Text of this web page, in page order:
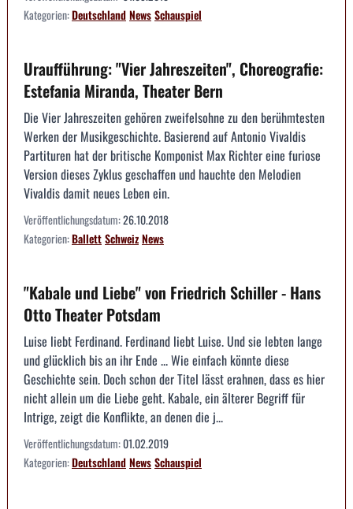
Kategorien:DeutschlandNewsSchauspiel
Uraufführung: "Vier Jahreszeiten", Choreografie:
Estefania Miranda, Theater Bern
Die Vier Jahreszeiten gehören zweifelsohne zu den berühmtesten
Werken der Musikgeschichte. Basierend auf Antonio Vivaldis
Partituren hat der britische Komponist Max Richter eine furiose
Version dieses Zyklus geschaffen und hauchte den Melodien
Vivaldis damit neues Leben ein.
Veröffentlichungsdatum:26.10.2018
Kategorien:BallettSchweizNews
"Kabale und Liebe" von Friedrich Schiller - Hans
Otto Theater Potsdam
Luise liebt Ferdinand. Ferdinand liebt Luise. Und sie lebten lange
und glücklich bis an ihr Ende ... Wie einfach könnte diese
Geschichte sein. Doch schon der Titel lässt erahnen, dass es hier
nicht allein um die Liebe geht. Kabale, ein älterer Begriff für
Intrige, zeigt die Konflikte, an denen die j...
Veröffentlichungsdatum:01.02.2019
Kategorien:DeutschlandNewsSchauspiel